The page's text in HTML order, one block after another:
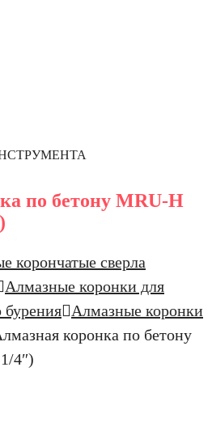
по бетону MRU-H
корончатые сверла
Алмазные коронки для
бурения
Алмазные коронки
коронка по бетону
4″)